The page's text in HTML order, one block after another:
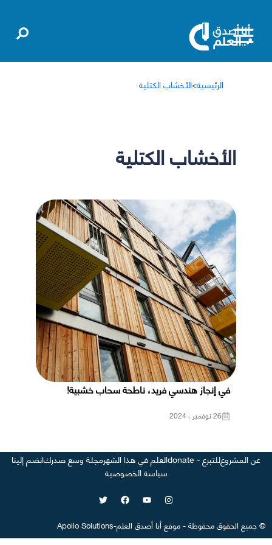
الرئيسية>الأخشاب الكتلية
الأخشاب الكتلية
في إنجاز هندسي فريد، ناطحة سحاب خشبية!
26 نوفمبر ، 2024
عن المشروعللتبرع - donate العلم في هذا الشهرمجلة وسع صدركانضم إلينا
سياسة الخصوصية
©جميع الحقوق محفوظة-موقع أنا أصدق العلم-
Apollo Solutions